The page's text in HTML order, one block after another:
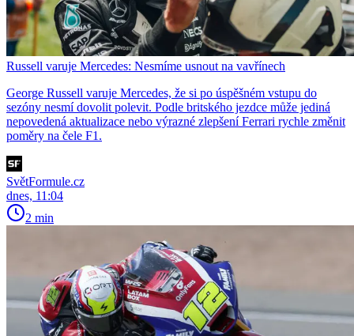
Russell varuje Mercedes: Nesmíme usnout na vavřínech
George Russell varuje Mercedes, že si po úspěšném vstupu do
sezóny nesmí dovolit polevit. Podle britského jezdce může jediná
nepovedená aktualizace nebo výrazné zlepšení Ferrari rychle změnit
poměry na čele F1.
SvětFormule.cz
dnes, 11:04
2 min